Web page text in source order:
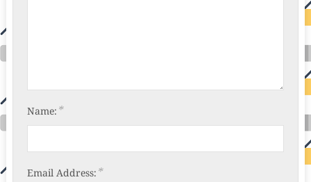
Name: *
Email Address: *